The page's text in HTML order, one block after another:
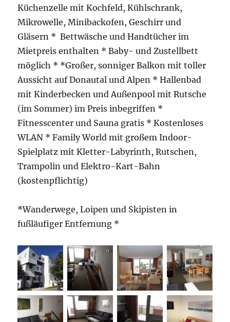
Küchenzelle mit Kochfeld, Kühlschrank,
Mikrowelle, Minibackofen, Geschirr und
Gläsern * Bettwäsche und Handtücher im
Mietpreis enthalten * Baby- und Zustellbett
möglich * *Großer, sonniger Balkon mit toller
Aussicht auf Donautal und Alpen * Hallenbad
mit Kinderbecken und Außenpool mit Rutsche
(im Sommer) im Preis inbegriffen *
Fitnesscenter und Sauna gratis * Kostenloses
WLAN * Family World mit großem Indoor-
Spielplatz mit Kletter-Labyrinth, Rutschen,
Trampolin und Elektro-Kart-Bahn
(kostenpflichtig)
*Wanderwege, Loipen und Skipisten in
fußläufiger Entfernung *